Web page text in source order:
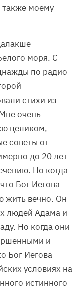
также моему
моря. С
по радио
стихи из
очень
целиком,
советы от
до 20 лет
Но когда
Бог Иегова
жить вечно. Он
людей Адама и
Но когда они
и
Бог Иегова
условиях на
истинного